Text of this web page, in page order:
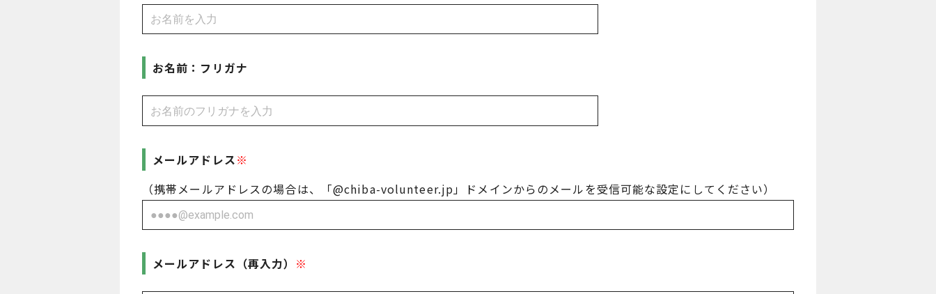
お名前：フリガナ
メールアドレス
（携帯メールアドレスの場合は、「@chiba-volunteer.jp」ドメインからのメールを受信可能な設定にしてください）
メールアドレス（再入力）